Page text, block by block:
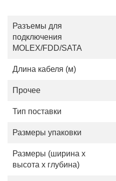
Разъемы для
подключения
MOLEX/FDD/SATA
Длина кабеля (м)
Прочее
Тип поставки
Размеры упаковки
Размеры (ширина х
высота х глубина)